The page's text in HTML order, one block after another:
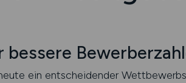
ein entscheidender